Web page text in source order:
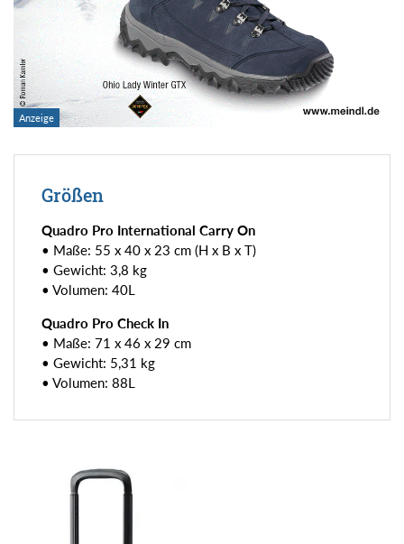
Größen
Quadro Pro International Carry On
• Maße: 55 x 40 x 23 cm (H x B x T)
• Gewicht: 3,8 kg
• Volumen: 40L
Quadro Pro Check In
• Maße: 71 x 46 x 29 cm
• Gewicht: 5,31 kg
• Volumen: 88L